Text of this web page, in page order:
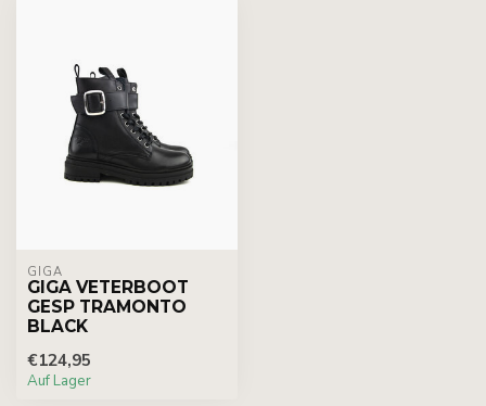
GIGA
GIGA VETERBOOT
GESP TRAMONTO
BLACK
€124,95
Auf Lager